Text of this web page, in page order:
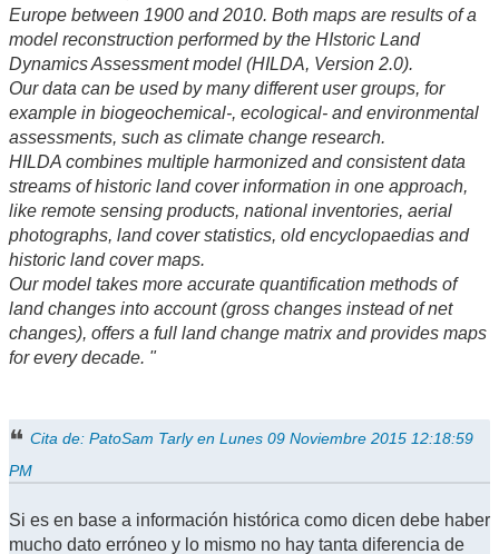
Europe between 1900 and 2010. Both maps are results of a
model reconstruction performed by the HIstoric Land
Dynamics Assessment model (HILDA, Version 2.0).
Our data can be used by many different user groups, for
example in biogeochemical-, ecological- and environmental
assessments, such as climate change research.
HILDA combines multiple harmonized and consistent data
streams of historic land cover information in one approach,
like remote sensing products, national inventories, aerial
photographs, land cover statistics, old encyclopaedias and
historic land cover maps.
Our model takes more accurate quantification methods of
land changes into account (gross changes instead of net
changes), offers a full land change matrix and provides maps
for every decade. "
Cita de: PatoSam Tarly en Lunes 09 Noviembre 2015 12:18:59
PM
Si es en base a información histórica como dicen debe haber
mucho dato erróneo y lo mismo no hay tanta diferencia de